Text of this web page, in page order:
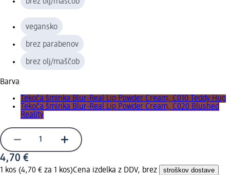
vegansko
brez parabenov
brez olj/maščob
Barva
Tekoča šminka Blur-Real Lip Powder Cream, C010 Teddy Hug
Tekoča šminka Blur-Real Lip Powder Cream, C020 Blushed
Reality
4,70 €
1 kos (4,70 € za 1 kos)Cena izdelka z DDV, brez stroškov dostave